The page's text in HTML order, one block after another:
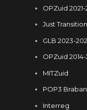
OPZuid 2021-
Just
GLB 2023-
OPZuid
MITZuid
POP3
Interreg